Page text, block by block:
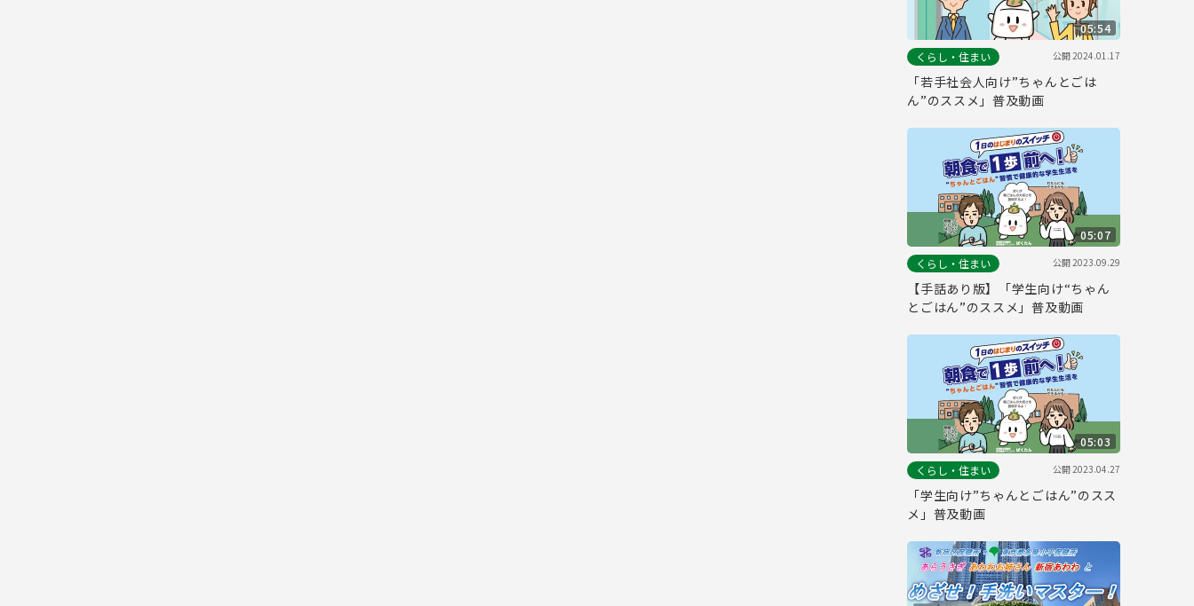
05:54
くらし・住まい
公開2024.01.17
「若手社会人向け”ちゃんとごは
ん”のススメ」普及動画
05:07
くらし・住まい
公開2023.09.29
【手話あり版】「学生向け“ちゃん
とごはん”のススメ」普及動画
05:03
くらし・住まい
公開2023.04.27
「学生向け”ちゃんとごはん”のスス
メ」普及動画